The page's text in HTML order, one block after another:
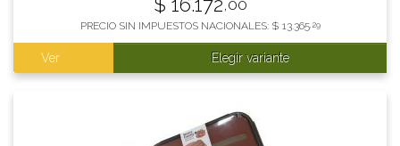
,00
PRECIO SIN IMPUESTOS NACIONALES: $ 13.365,29
Ver Elegir variante